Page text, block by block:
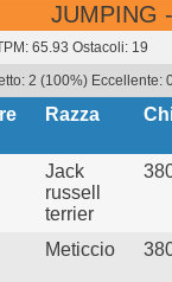
JUMPING
65.93 Ostacoli: 19
2 (100%) Eccellente:
Razza
Jack
russell
terrier
Meticcio